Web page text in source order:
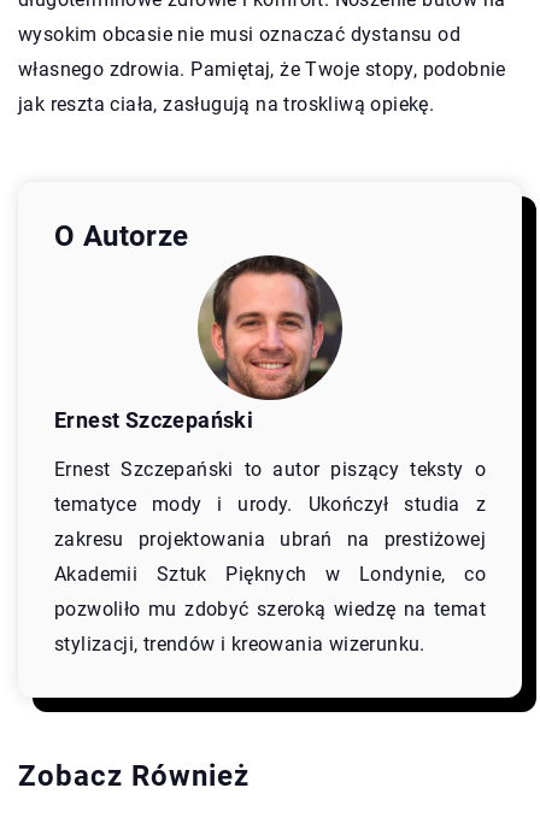
wysokim obcasie nie musi oznaczać dystansu od
własnego zdrowia. Pamiętaj, że Twoje stopy, podobnie
jak reszta ciała, zasługują na troskliwą opiekę.
O Autorze
Ernest Szczepański
Ernest Szczepański to autor piszący teksty o
tematyce mody i urody. Ukończył studia z
zakresu projektowania ubrań na prestiżowej
Akademii Sztuk Pięknych w Londynie, co
pozwoliło mu zdobyć szeroką wiedzę na temat
stylizacji, trendów i kreowania wizerunku.
Zobacz Również